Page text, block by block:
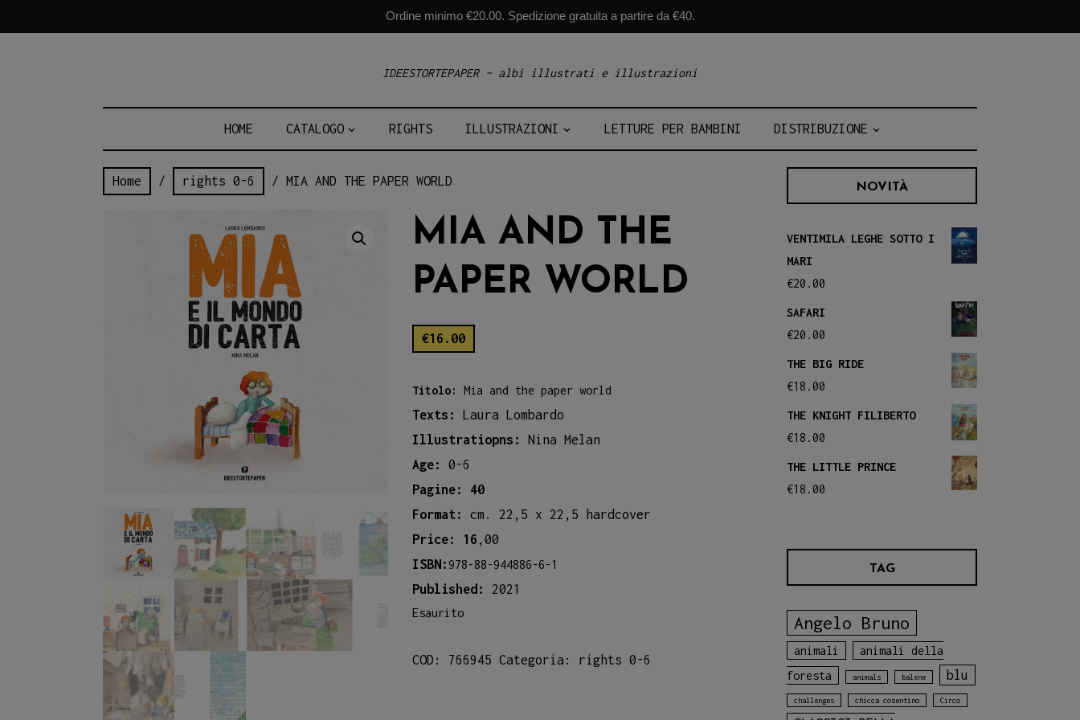
Ordine minimo €20.00. Spedizione gratuita a partire da €40.
IDEESTORTEPAPER – albi illustrati e illustrazioni
HOME CATALOGO RIGHTS ILLUSTRAZIONI LETTURE PER BAMBINI DISTRIBUZIONE
Home / rights 0-6 / MIA AND THE PAPER WORLD
MIA AND THE
PAPER WORLD
€16.00
Titolo: Mia and the paper world
Texts:
Laura Lombardo
Illustratiopns:
Nina Melan
Age: 0-6
Pagine: 40
Format: cm. 22,5 x 22,5 hardcover
Price: 16 ,00
ISBN: 978-88-944886-6-1
Published: 2021
Esaurito
COD: 766945 Categoria: rights 0-6
NOVITÀ
VENTIMILA LEGHE SOTTO I
MARI
€20.00
SAFARI
€20.00
THE BIG RIDE
€18.00
THE KNIGHT FILIBERTO
€18.00
THE LITTLE PRINCE
€18.00
TAG
Angelo Bruno
animali
animali della
foresta
animals balene blu
challenges chicca cosentino Circo